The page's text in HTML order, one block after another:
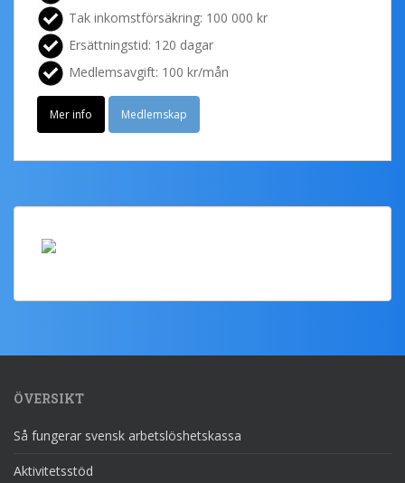
Tak inkomstförsäkring: 100 000 kr
Ersättningstid: 120 dagar
Medlemsavgift: 100 kr/mån
Mer info Medlemskap
ÖVERSIKT
Så fungerar svensk arbetslöshetskassa
Aktivitetsstöd